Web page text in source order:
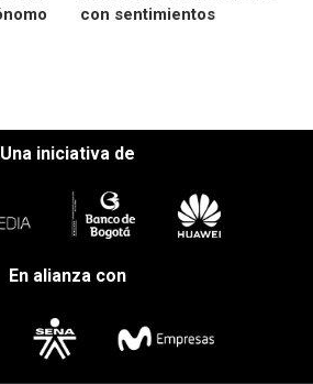
con sentimientos
Una iniciativa de
En alianza con